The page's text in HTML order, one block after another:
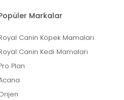
Markalar
Canin Köpek Mamaları
Canin Kedi Mamaları
Plan